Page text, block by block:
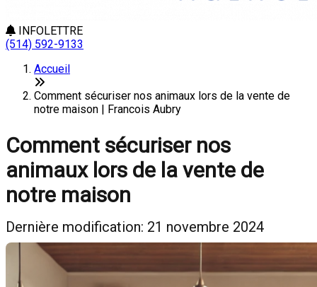
INFOLETTRE
(514) 592-9133
Accueil
Comment sécuriser nos animaux lors de la vente de
notre maison | Francois Aubry
Comment sécuriser nos
animaux lors de la vente de
notre maison
Dernière modification: 21 novembre 2024